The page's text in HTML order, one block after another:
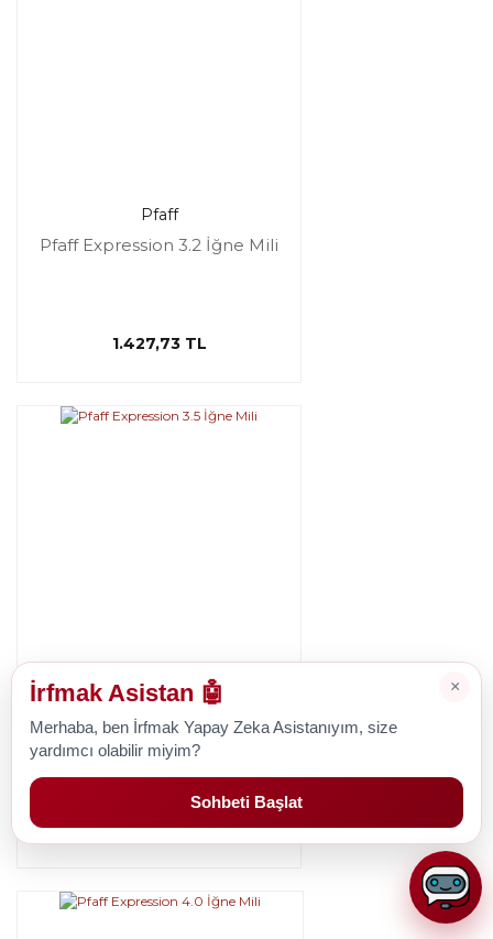
Pfaff
Pfaff Expression 3.2 İğne Mili
1.427,73 TL
Pfaff
Pfaff Expression 3.5 İğne Mili
1.427,73 TL
×
İrfmak Asistan 🤖
Merhaba, ben İrfmak Yapay Zeka Asistanıyım, size
yardımcı olabilir miyim?
Sohbeti Başlat